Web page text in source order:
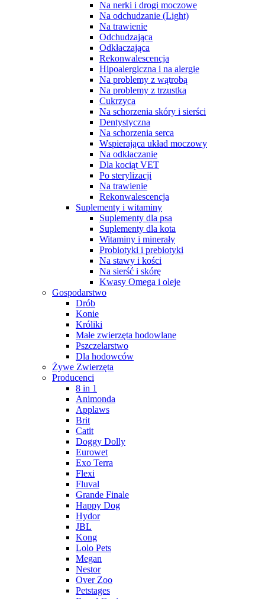
Na nerki i drogi moczowe
Na odchudzanie (Light)
Na trawienie
Odchudzająca
Odkłaczająca
Rekonwalescencja
Hipoalergiczna i na alergie
Na problemy z wątrobą
Na problemy z trzustką
Cukrzyca
Na schorzenia skóry i sierści
Dentystyczna
Na schorzenia serca
Wspierająca układ moczowy
Na odkłaczanie
Dla kociąt VET
Po sterylizacji
Na trawienie
Rekonwalescencja
Suplementy i witaminy
Suplementy dla psa
Suplementy dla kota
Witaminy i minerały
Probiotyki i prebiotyki
Na stawy i kości
Na sierść i skórę
Kwasy Omega i oleje
Gospodarstwo
Drób
Konie
Króliki
Małe zwierzęta hodowlane
Pszczelarstwo
Dla hodowców
Żywe Zwierzęta
Producenci
8 in 1
Animonda
Applaws
Brit
Catit
Doggy Dolly
Eurowet
Exo Terra
Flexi
Fluval
Grande Finale
Happy Dog
Hydor
JBL
Kong
Lolo Pets
Megan
Nestor
Over Zoo
Petstages